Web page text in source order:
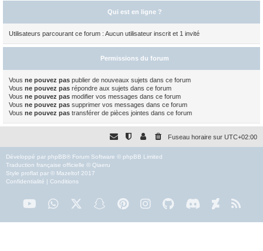
Qui est en ligne ?
Utilisateurs parcourant ce forum : Aucun utilisateur inscrit et 1 invité
Permissions du forum
Vous ne pouvez pas publier de nouveaux sujets dans ce forum
Vous ne pouvez pas répondre aux sujets dans ce forum
Vous ne pouvez pas modifier vos messages dans ce forum
Vous ne pouvez pas supprimer vos messages dans ce forum
Vous ne pouvez pas transférer de pièces jointes dans ce forum
Fuseau horaire sur UTC+02:00
Développé par phpBB® Forum Software © phpBB Limited
Traduction française officielle © Qiaeru
Style proflat par © Mazeltof 2017
Confidentialité | Conditions